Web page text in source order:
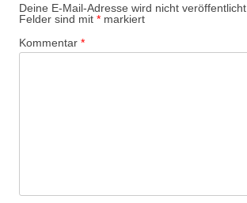
Deine E-Mail-Adresse wird nicht veröffentlicht.
Felder sind mit * markiert
Kommentar *